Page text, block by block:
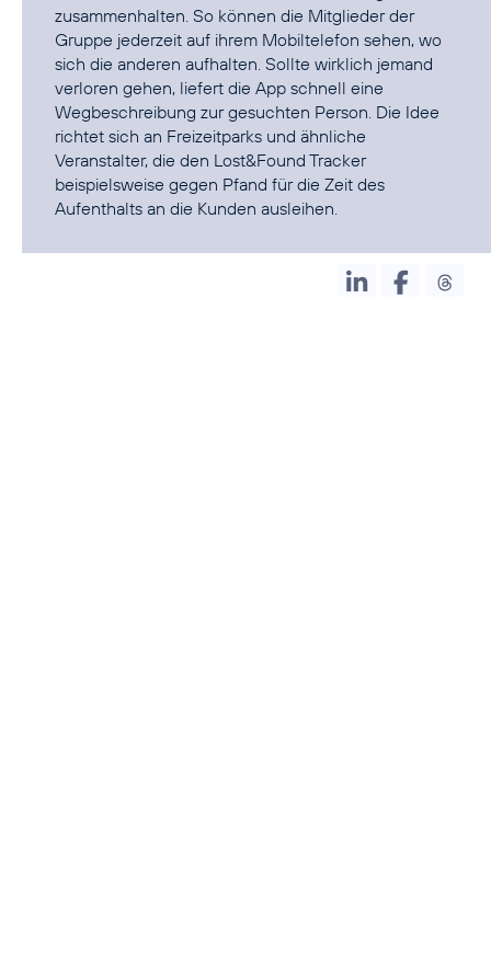
zusammenhalten. So können die Mitglieder der
Gruppe jederzeit auf ihrem Mobiltelefon sehen, wo
sich die anderen aufhalten. Sollte wirklich jemand
verloren gehen, liefert die App schnell eine
Wegbeschreibung zur gesuchten Person. Die Idee
richtet sich an Freizeitparks und ähnliche
Veranstalter, die den Lost&Found Tracker
beispielsweise gegen Pfand für die Zeit des
Aufenthalts an die Kunden ausleihen.